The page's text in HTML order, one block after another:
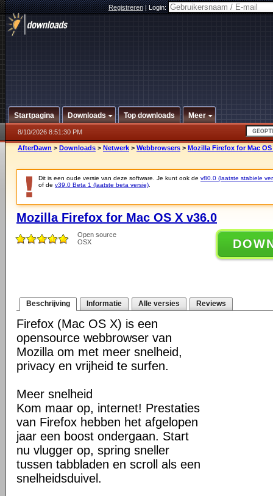
Registreren|Login:
Startpagina Downloads Top downloads Meer
8/10/2026 8:51:30 PM
AfterDawn > Downloads > Netwerk > Webbrowsers > Mozilla Firefox for Mac OS
Dit is een oude versie van deze software. Je kunt ook de v80.0 (laatste stabiele
of de v39.0 Beta 1 (laatste beta versie)
Mozilla Firefox for Mac OS X v36.0
Open source
OSX
Beschrijving Informatie Alle versies Reviews
Firefox (Mac OS X) is een
opensource webbrowser van
Mozilla om met meer snelheid,
privacy en vrijheid te surfen.
Meer snelheid
Kom maar op, internet! Prestaties
van Firefox hebben het afgelopen
jaar een boost ondergaan. Start
nu vlugger op, spring sneller
tussen tabbladen en scroll als een
snelheidsduivel.